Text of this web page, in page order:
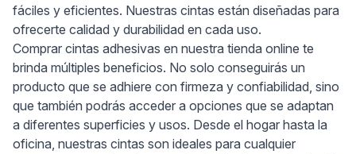
fáciles y eficientes. Nuestras cintas están diseñadas para
ofrecerte calidad y durabilidad en cada uso.
Comprar cintas adhesivas en nuestra tienda online te
brinda múltiples beneficios. No solo conseguirás un
producto que se adhiere con firmeza y confiabilidad, sino
que también podrás acceder a opciones que se adaptan
a diferentes superficies y usos. Desde el hogar hasta la
oficina, nuestras cintas son ideales para cualquier